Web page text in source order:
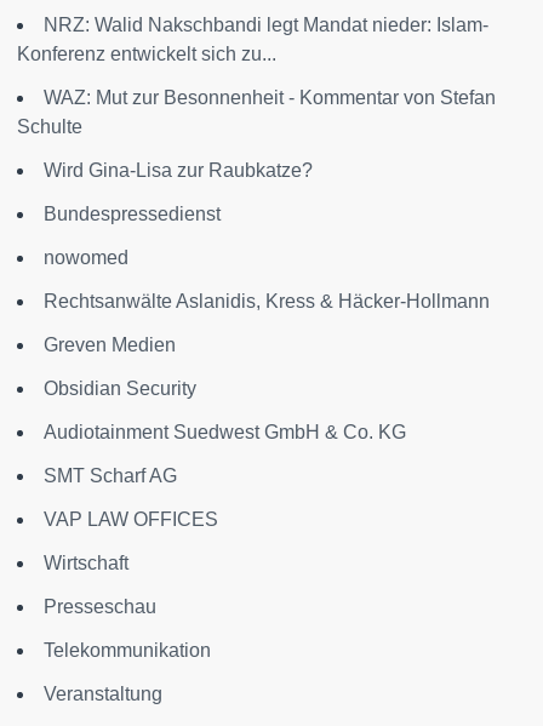
NRZ: Walid Nakschbandi legt Mandat nieder: Islam-
Konferenz entwickelt sich zu...
WAZ: Mut zur Besonnenheit - Kommentar von Stefan
Schulte
Wird Gina-Lisa zur Raubkatze?
Bundespressedienst
nowomed
Rechtsanwälte Aslanidis, Kress & Häcker-Hollmann
Greven Medien
Obsidian Security
Audiotainment Suedwest GmbH & Co. KG
SMT Scharf AG
VAP LAW OFFICES
Wirtschaft
Presseschau
Telekommunikation
Veranstaltung